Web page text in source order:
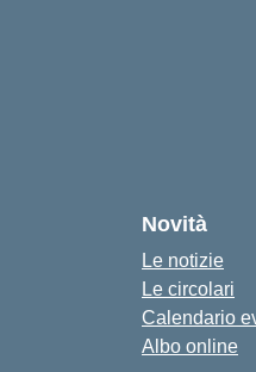
Novità
Le notizie
Le circolari
Calendario
Albo online